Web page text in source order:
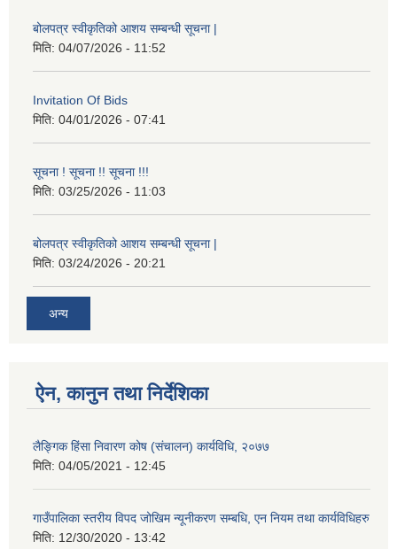
बोलपत्र स्वीकृतिको आशय सम्बन्धी सूचना |
मिति: 04/07/2026 - 11:52
Invitation Of Bids
मिति: 04/01/2026 - 07:41
सूचना ! सूचना !! सूचना !!!
मिति: 03/25/2026 - 11:03
बोलपत्र स्वीकृतिको आशय सम्बन्धी सूचना |
मिति: 03/24/2026 - 20:21
अन्य
ऐन, कानुन तथा निर्देशिका
लैङ्गिक हिंसा निवारण कोष (संचालन) कार्यविधि, २०७७
मिति: 04/05/2021 - 12:45
गाउँपालिका स्तरीय विपद जोखिम न्यूनीकरण सम्बधि, एन नियम तथा कार्यविधिहरु
मिति: 12/30/2020 - 13:42